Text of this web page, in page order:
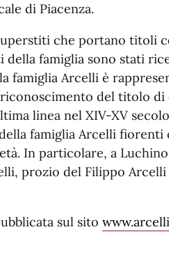
di Piacenza.
che portano titoli
della famiglia sono stati
Arcelli è
del titolo
linea nel XIV-XV
famiglia Arcelli fiorenti
In particolare, a
prozio del Filippo Arcelli
sul sito